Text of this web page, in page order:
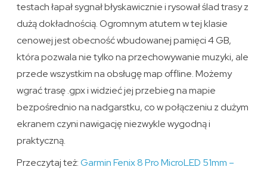
testach łapał sygnał błyskawicznie i rysował ślad trasy z
dużą dokładnością. Ogromnym atutem w tej klasie
cenowej jest obecność wbudowanej pamięci 4 GB,
która pozwala nie tylko na przechowywanie muzyki, ale
przede wszystkim na obsługę map offline. Możemy
wgrać trasę .gpx i widzieć jej przebieg na mapie
bezpośrednio na nadgarstku, co w połączeniu z dużym
ekranem czyni nawigację niezwykle wygodną i
praktyczną.
Przeczytaj też:Garmin Fenix 8 Pro MicroLED 51mm –